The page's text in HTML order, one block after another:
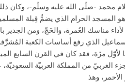
المسجد الحرام الذي يضمُّ قِبلة
مناسك العُمرة، والحَجّ، ومن الجدير
الذي رفع أساسات الكعبة المُشرَّفة
لأوّل مرّة، فقد كان في القرن السابع
في الجزء الغربيّ من المملكة العربيّة
وهذ